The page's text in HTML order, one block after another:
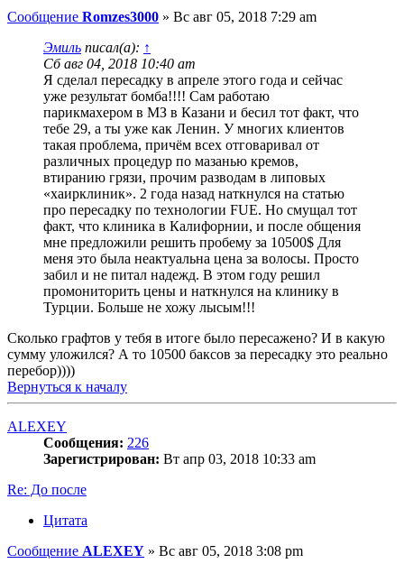
Сообщение Romzes3000 » Вс авг 05, 2018 7:29 am
Эмиль писал(а): ↑
Сб авг 04, 2018 10:40 am
Я сделал пересадку в апреле этого года и сейчас
уже результат бомба!!!! Сам работаю
парикмахером в МЗ в Казани и бесил тот факт, что
тебе 29, а ты уже как Ленин. У многих клиентов
такая проблема, причём всех отговаривал от
различных процедур по мазанью кремов,
втиранию грязи, прочим разводам в липовых
«хаирклиник». 2 года назад наткнулся на статью
про пересадку по технологии FUE. Но смущал тот
факт, что клиника в Калифорнии, и после общения
мне предложили решить пробему за 10500$ Для
меня это была неактуальна цена за волосы. Просто
забил и не питал надежд. В этом году решил
промониторить цены и наткнулся на клинику в
Турции. Больше не хожу лысым!!!
Сколько графтов у тебя в итоге было пересажено? И в какую
сумму уложился? А то 10500 баксов за пересадку это реально
перебор))))
Вернуться к началу
ALEXEY
Сообщения: 226
Зарегистрирован: Вт апр 03, 2018 10:33 am
Re: До после
Цитата
Сообщение ALEXEY » Вс авг 05, 2018 3:08 pm